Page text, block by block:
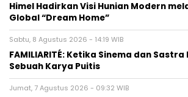
Himel Hadirkan Visi Hunian Modern
Global “Dream Home”
Sabtu, 8 Agustus 2026 - 14:19 WIB
FAMILIARITÉ: Ketika Sinema dan
Sebuah Karya Puitis
Jumat, 7 Agustus 2026 - 09:32 WIB